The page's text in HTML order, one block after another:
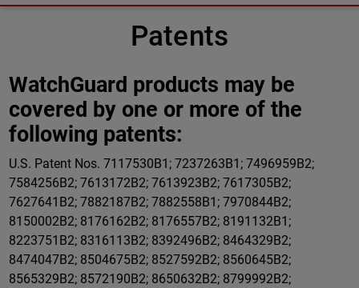
Patents
WatchGuard products may be
covered by one or more of the
following patents:
U.S. Patent Nos. 7117530B1; 7237263B1; 7496959B2;
7584256B2; 7613172B2; 7613923B2; 7617305B2;
7627641B2; 7882187B2; 7882558B1; 7970844B2;
8150002B2; 8176162B2; 8176557B2; 8191132B1;
8223751B2; 8316113B2; 8392496B2; 8464329B2;
8474047B2; 8504675B2; 8527592B2; 8560645B2;
8565329B2; 8572190B2; 8650632B2; 8799992B2;